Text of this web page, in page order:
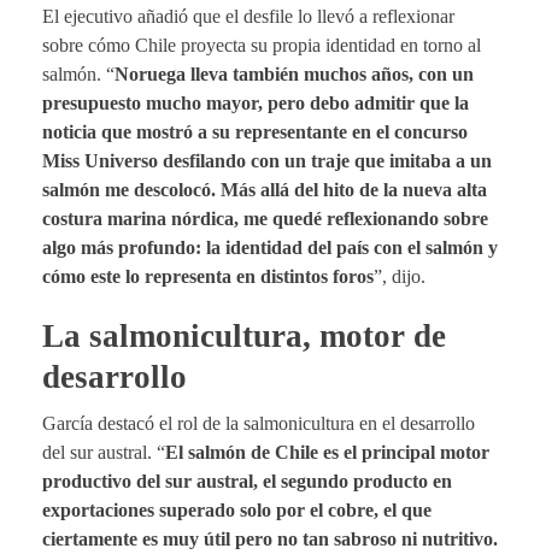
El ejecutivo añadió que el desfile lo llevó a reflexionar
sobre cómo Chile proyecta su propia identidad en torno al
salmón. “Noruega lleva también muchos años, con un
presupuesto mucho mayor, pero debo admitir que la
noticia que mostró a su representante en el concurso
Miss Universo desfilando con un traje que imitaba a un
salmón me descolocó. Más allá del hito de la nueva alta
costura marina nórdica, me quedé reflexionando sobre
algo más profundo: la identidad del país con el salmón y
cómo este lo representa en distintos foros”, dijo.
La salmonicultura, motor de
desarrollo
García destacó el rol de la salmonicultura en el desarrollo
del sur austral. “El salmón de Chile es el principal motor
productivo del sur austral, el segundo producto en
exportaciones superado solo por el cobre, el que
ciertamente es muy útil pero no tan sabroso ni nutritivo.